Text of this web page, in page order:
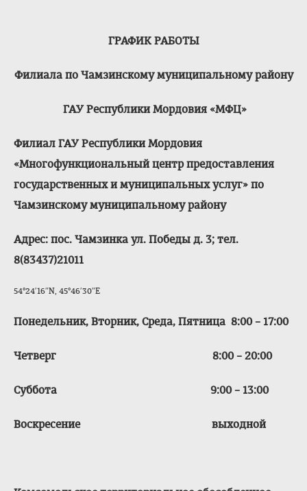
ГРАФИК РАБОТЫ
Филиала по Чамзинскому муниципальному району
ГАУ Республики Мордовия «МФЦ»
Филиал ГАУ Республики Мордовия
«Многофункциональный центр предоставления
государственных и муниципальных услуг» по
Чамзинскому муниципальному району
Адрес: пос. Чамзинка ул. Победы д. 3; тел.
8(83437)21011
54°24′16″N, 45°46′30″E
Понедельник, Вторник, Среда, Пятница 8:00 – 17:00
Четверг 8:00 – 20:00
Суббота 9:00 – 13:00
Воскресение выходной